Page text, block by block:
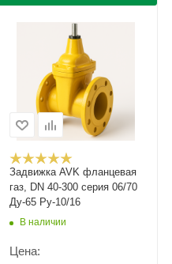
Задвижка AVK фланцевая
газ, DN 40-300 серия 06/70
Ду-65 Ру-10/16
В наличии
Цена: